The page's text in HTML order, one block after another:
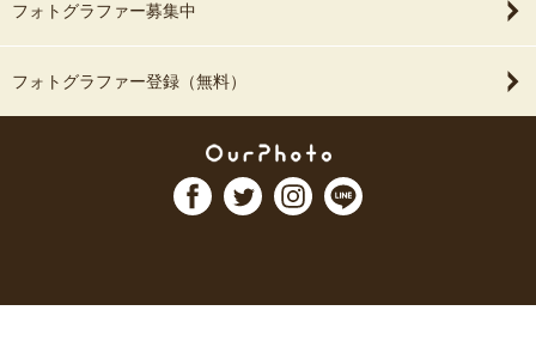
フォトグラファー募集中
フォトグラファー登録（無料）